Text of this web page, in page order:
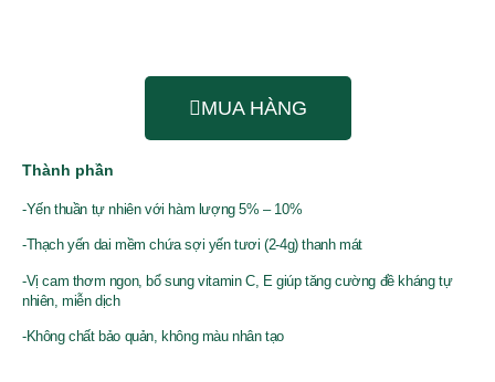
MUA HÀNG
Thành phần
-Yến thuần tự nhiên với hàm lượng 5% – 10%
-Thạch yến dai mềm chứa sợi yến tươi (2-4g) thanh mát
-Vị cam thơm ngon, bổ sung vitamin C, E giúp tăng cường đề kháng tự
nhiên, miễn dịch
-Không chất bảo quản, không màu nhân tạo